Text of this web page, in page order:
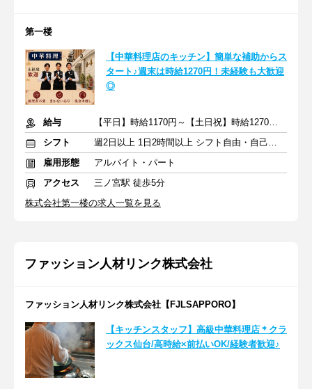
第一楼
【中華料理店のキッチン】簡単な補助からス
タート♪週末は時給1270円！未経験も大歓迎
◎
給与
【平日】時給1170円～【土日祝】時給1270円～ ※交通費支給
シフト
週2日以上 1日2時間以上 シフト自由・自己申告
雇用形態
アルバイト・パート
アクセス
三ノ宮駅 徒歩5分
株式会社第一楼の求人一覧を見る
ファッション人材リンク株式会社
ファッション人材リンク株式会社【FJLSAPPORO】
【キッチンスタッフ】高級中華料理店＊クラ
ックス仙台/高時給×前払いOK/経験者歓迎♪